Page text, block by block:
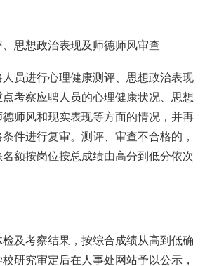
、思想政治表现及师德师风审查
员进行心理健康测评、思想政治表现
考察应聘人员的心理健康状况、思想
师风和现实表现等方面的情况，并再
件进行复审。测评、审查不合格的，
额按岗位按总成绩由高分到低分依次
及考察结果，按综合成绩从高到低确
研究审定后在人事处网站予以公示，